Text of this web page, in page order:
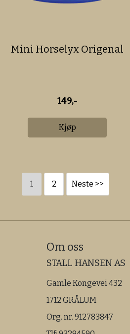
Mini Horselyx Origenal
149,-
Kjøp
1 2 Neste >>
Om oss
STALL HANSEN AS
Gamle Kongevei 432
1712 GRÅLUM
Org. nr. 912783847